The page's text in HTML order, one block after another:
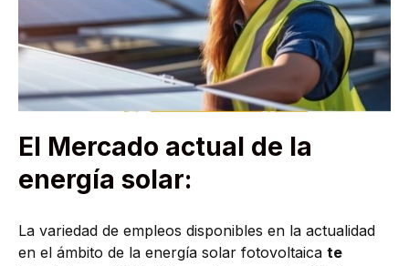
El Mercado actual de la
energía solar:
La variedad de empleos disponibles en la actualidad
en el ámbito de la energía solar fotovoltaica te